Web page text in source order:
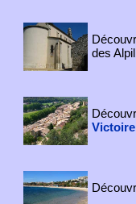
des
Victoire